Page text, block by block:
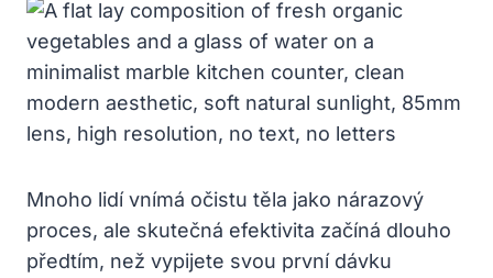
Mnoho lidí vnímá očistu těla jako nárazový
proces, ale skutečná efektivita začíná dlouho
předtím, než vypijete svou první dávku